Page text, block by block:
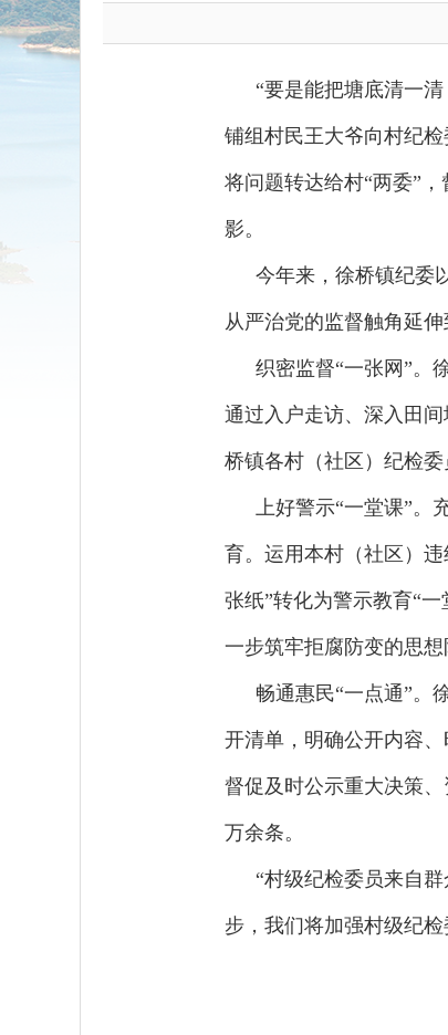
“要是能把塘底清一
铺组村民王大爷向村纪
将问题转达给村“两委”
影。
今年来，徐桥镇纪委
从严治党的监督触角延伸
织密监督“一张网”。
通过入户走访、深入田
桥镇各村（社区）纪检委
上好警示“一堂课”。
育。运用本村（社区）
张纸”转化为警示教育“
一步筑牢拒腐防变的思想
畅通惠民“一点通”。
开清单，明确公开内容
督促及时公示重大决策
万余条。
“村级纪检委员来自
步，我们将加强村级纪